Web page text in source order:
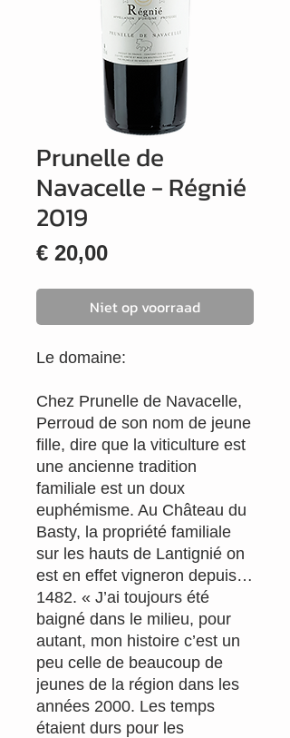
Prunelle de
Navacelle - Régnié
2019
€ 20,00Prijs
Niet op voorraad
Le domaine:
Chez Prunelle de Navacelle,
Perroud de son nom de jeune
fille, dire que la viticulture est
une ancienne tradition
familiale est un doux
euphémisme. Au Château du
Basty, la propriété familiale
sur les hauts de Lantignié on
est en effet vigneron depuis…
1482. « J’ai toujours été
baigné dans le milieu, pour
autant, mon histoire c’est un
peu celle de beaucoup de
jeunes de la région dans les
années 2000. Les temps
étaient durs pour les